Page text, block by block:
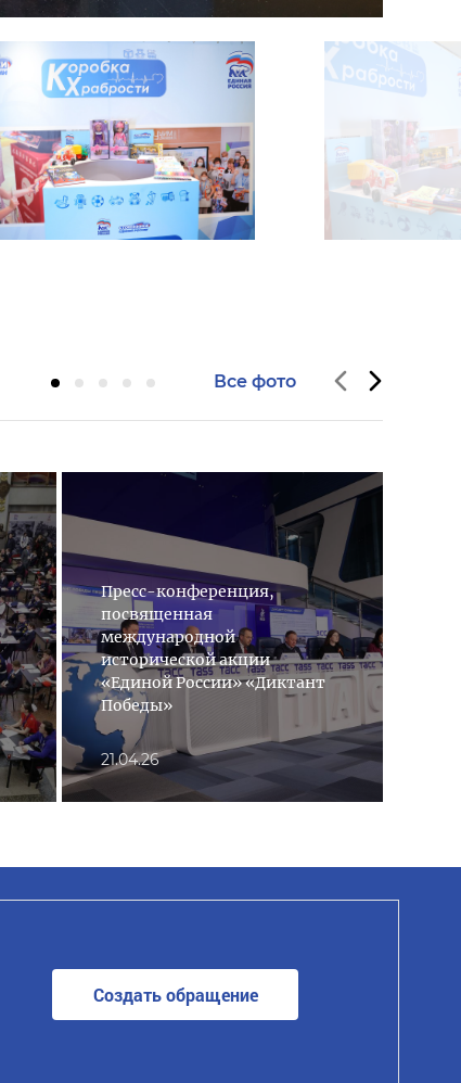
Все фото
Пресс-конференция,
посвященная
международной
исторической акции
«Единой России» «Диктант
Победы»
21.04.26
Создать обращение